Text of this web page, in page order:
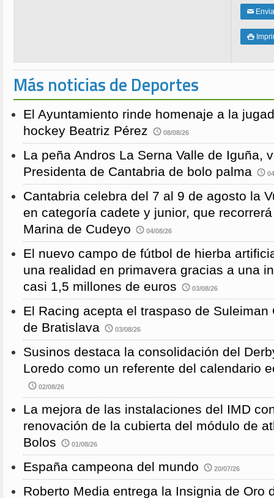
✉

Más noticias de Deportes
El Ayuntamiento rinde homenaje a la
hockey Beatriz Pérez
08/08/26
La peña Andros La Serna Valle de Iguña,
Presidenta de Cantabria de bolo palma
Cantabria celebra del 7 al 9 de agosto la
en categoría cadete y junior, que
Marina de Cudeyo
04/08/26
El nuevo campo de fútbol de hierba
una realidad en primavera gracias a una
casi 1,5 millones de euros
03/08/26
El Racing acepta el traspaso de Suleiman
de Bratislava
03/08/26
Susinos destaca la consolidación del
Loredo como un referente del calendario
02/08/26
La mejora de las instalaciones del IMD
renovación de la cubierta del módulo de
Bolos
01/08/26
España campeona del mundo 20/07/26
Roberto Media entrega la Insignia de Oro